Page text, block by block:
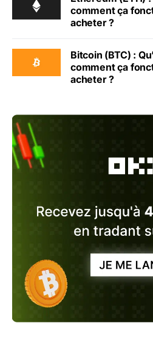
comment ça
acheter ?
Bitcoin (BTC) :
comment ça
acheter ?